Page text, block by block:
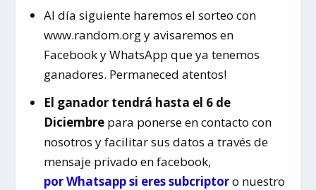
Al día siguiente haremos el sorteo con
www.random.org y avisaremos en
Facebook y WhatsApp que ya tenemos
ganadores. Permaneced atentos!
El ganador tendrá hasta el 6 de
Diciembre para ponerse en contacto con
nosotros y facilitar sus datos a través de
mensaje privado en facebook,
por Whatsapp si eres subcriptoro nuestro